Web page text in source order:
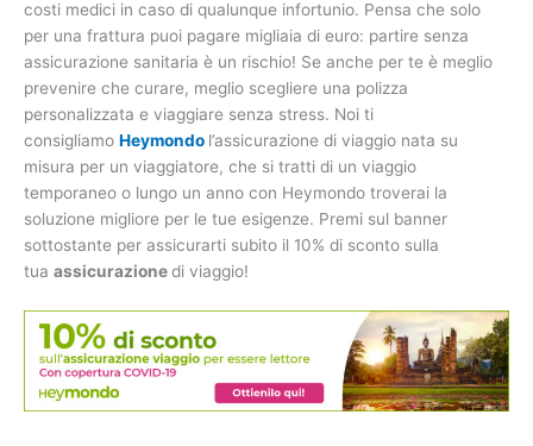
costi medici in caso di qualunque infortunio. Pensa che solo
per una frattura puoi pagare migliaia di euro: partire senza
assicurazione sanitaria è un rischio! Se anche per te è meglio
prevenire che curare, meglio scegliere una polizza
personalizzata e viaggiare senza stress. Noi ti
consigliamo Heymondo l’assicurazione di viaggio nata su
misura per un viaggiatore, che si tratti di un viaggio
temporaneo o lungo un anno con Heymondo troverai la
soluzione migliore per le tue esigenze. Premi sul banner
sottostante per assicurarti subito il 10% di sconto sulla
tua assicurazionedi viaggio!